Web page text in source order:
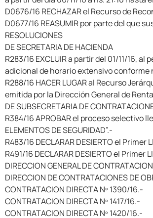
D0676/16 RECHAZAR el Recurso de
D0677/16 REASUMIR por parte del que
RESOLUCIONES
DE SECRETARIA DE HACIENDA
R283/16 EXCLUIR a partir del 01/11/16,
adicional de horario extensivo conforme
R288/16 HACER LUGAR al Recurso
emitida por la Dirección General de
DE SUBSECRETARIA DE
R384/16 APROBAR el proceso selectivo
ELEMENTOS DE SEGURIDAD”.-
R483/16 DECLARAR DESIERTO el
R491/16 DECLARAR DESIERTO el
DIRECCION GENERAL DE
DIRECCION DE CONTRATACIONES DE
CONTRATACION DIRECTA Nº 1390/16.-
CONTRATACION DIRECTA Nº 1417/16.-
CONTRATACION DIRECTA Nº 1420/16.-